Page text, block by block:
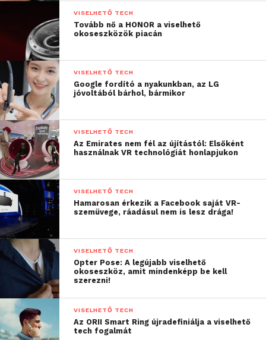
VISELHETŐ TECH
Tovább nő a HONOR a viselhető
okoseszközök piacán
VISELHETŐ TECH
Google fordító a nyakunkban, az LG
jóvoltából bárhol, bármikor
VISELHETŐ TECH
Az Emirates nem fél az újítástól: Elsőként
használnak VR technológiát honlapjukon
VISELHETŐ TECH
Hamarosan érkezik a Facebook saját VR-
szemüvege, ráadásul nem is lesz drága!
VISELHETŐ TECH
Opter Pose: A legújabb viselhető
okoseszköz, amit mindenképp be kell
szerezni!
VISELHETŐ TECH
Az ORII Smart Ring újradefiniálja a viselhető
tech fogalmát